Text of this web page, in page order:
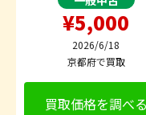
¥5,000
2026/6/18
京都府で買取
買取価格を調べる